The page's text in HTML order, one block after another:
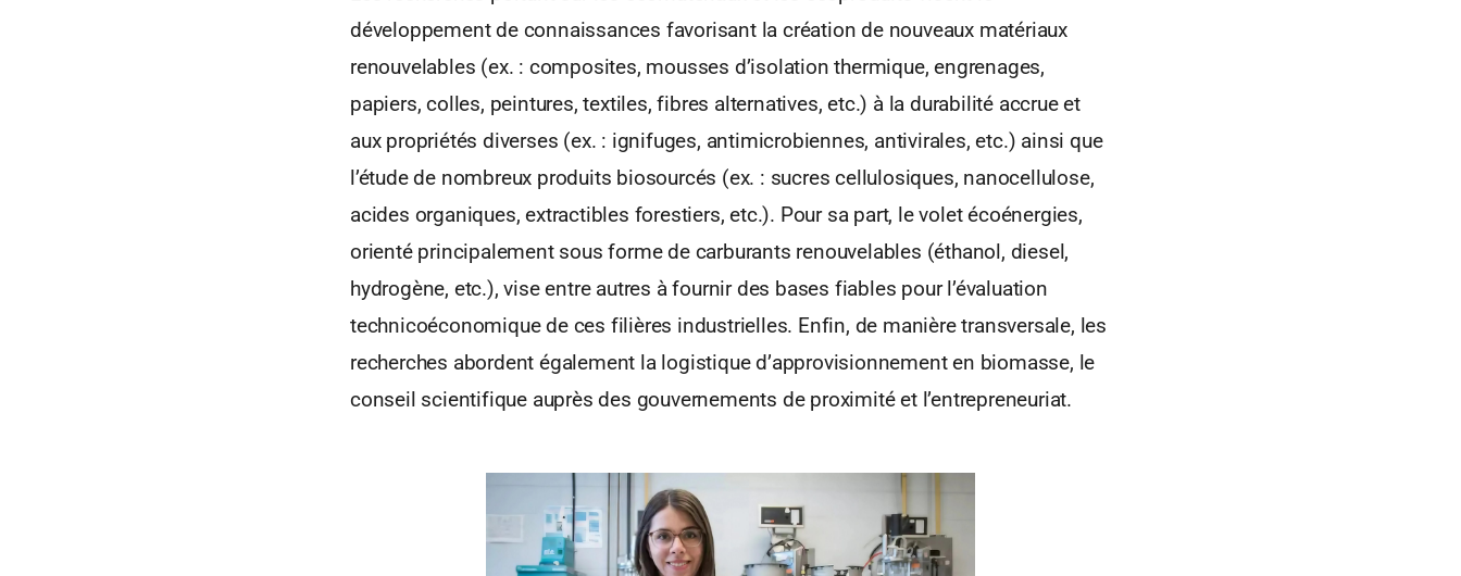
développement de connaissances favorisant la création de nouveaux matériaux
renouvelables (ex. : composites, mousses d’isolation thermique, engrenages,
papiers, colles, peintures, textiles, fibres alternatives, etc.) à la durabilité accrue et
aux propriétés diverses (ex. : ignifuges, antimicrobiennes, antivirales, etc.) ainsi que
l’étude de nombreux produits biosourcés (ex. : sucres cellulosiques, nanocellulose,
acides organiques, extractibles forestiers, etc.). Pour sa part, le volet écoénergies,
orienté principalement sous forme de carburants renouvelables (éthanol, diesel,
hydrogène, etc.), vise entre autres à fournir des bases fiables pour l’évaluation
technicoéconomique de ces filières industrielles. Enfin, de manière transversale, les
recherches abordent également la logistique d’approvisionnement en biomasse, le
conseil scientifique auprès des gouvernements de proximité et l’entrepreneuriat.